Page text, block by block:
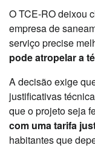
O TCE-RO deixou
empresa de
serviço precise
pode atropelar a
A decisão exige
justificativas
que o projeto seja
com uma tarifa
habitantes que